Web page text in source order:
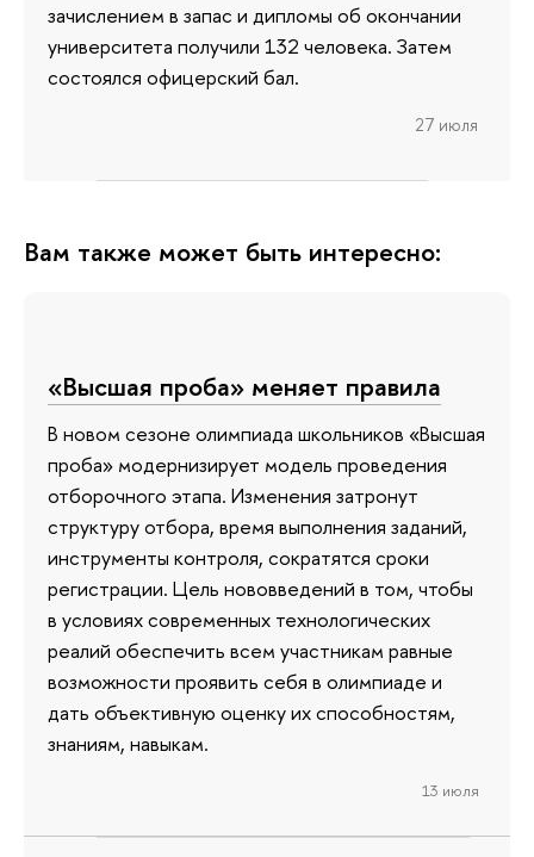
зачислением в запас и дипломы об окончании
университета получили 132 человека. Затем
состоялся офицерский бал.
27 июля
Вам также может быть интересно:
«Высшая проба» меняет правила
В новом сезоне олимпиада школьников «Высшая
проба» модернизирует модель проведения
отборочного этапа. Изменения затронут
структуру отбора, время выполнения заданий,
инструменты контроля, сократятся сроки
регистрации. Цель нововведений в том, чтобы
в условиях современных технологических
реалий обеспечить всем участникам равные
возможности проявить себя в олимпиаде и
дать объективную оценку их способностям,
знаниям, навыкам.
13 июля